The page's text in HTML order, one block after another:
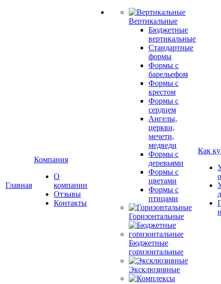
Главная
Компания
О
компании
Отзывы
Контакты
Вертикальные
Бюджетные
вертикальные
Стандартные
формы
Формы с
барельефом
Формы с
крестом
Формы с
сердцем
Ангелы,
церкви,
мечети,
медведи
Формы с
деревьями
Формы с
цветами
Формы с
птицами
Горизонтальные
Бюджетные
горизонтальные
Эксклюзивные
Как